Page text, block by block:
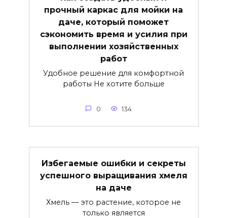
прочный каркас для мойки на
даче, который поможет
сэкономить время и усилия при
выполнении хозяйственных
работ
Удобное решение для комфортной
работы Не хотите больше
0 134
Избегаемые ошибки и секреты
успешного выращивания хмеля
на даче
Хмель — это растение, которое не
только является